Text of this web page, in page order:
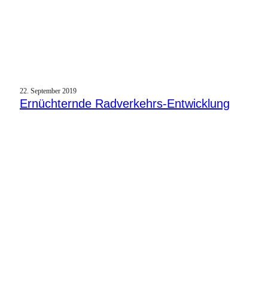
22. September 2019
Ernüchternde Radverkehrs-Entwicklung